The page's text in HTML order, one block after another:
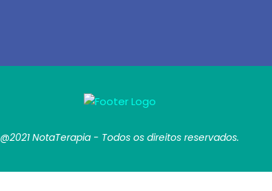
@2021 NotaTerapia - Todos os direitos reservados.